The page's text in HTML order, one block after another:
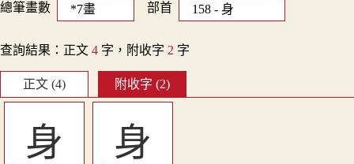
總筆畫數 部首
查詢結果：正文 4 字，附收字 2 字
正文 (4) 附收字 (2)
身 身